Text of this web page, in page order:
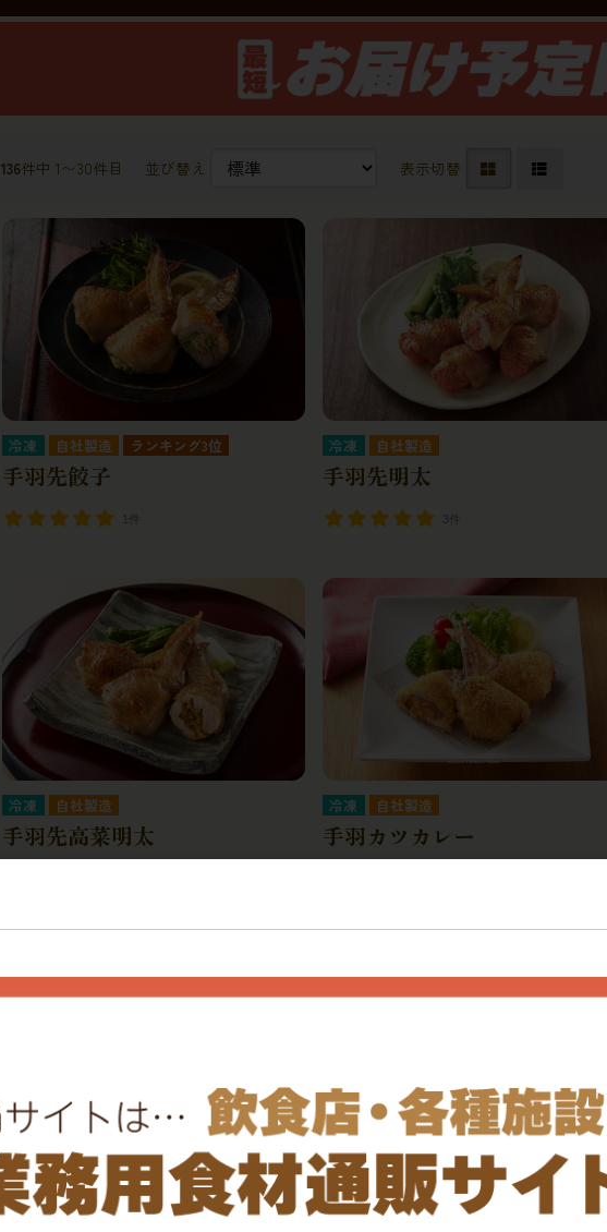
136件中 1〜30件目 並び替え 表示切替
冷凍 自社製造 ランキング3位
手羽先餃子
冷凍 自社製造
手羽先明太
3件
冷凍 自社製造
手羽先高菜明太
冷凍 自社製造
手羽カツカレー
冷凍
冷凍マンゴー
冷凍
真イカの唐揚げ（長崎・佐賀